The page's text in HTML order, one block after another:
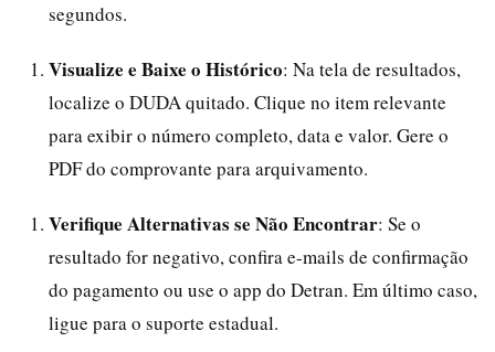
segundos.
Visualize e Baixe o Histórico: Na tela de resultados,
localize o DUDA quitado. Clique no item relevante
para exibir o número completo, data e valor. Gere o
PDF do comprovante para arquivamento.
Verifique Alternativas se Não Encontrar: Se o
resultado for negativo, confira e-mails de confirmação
do pagamento ou use o app do Detran. Em último caso,
ligue para o suporte estadual.